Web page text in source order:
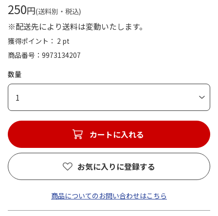
250円(送料別・税込)
※配送先により送料は変動いたします。
獲得ポイント： 2 pt
商品番号
9973134207
数量
1
カートに入れる
お気に入りに登録する
商品についてのお問い合わせはこちら